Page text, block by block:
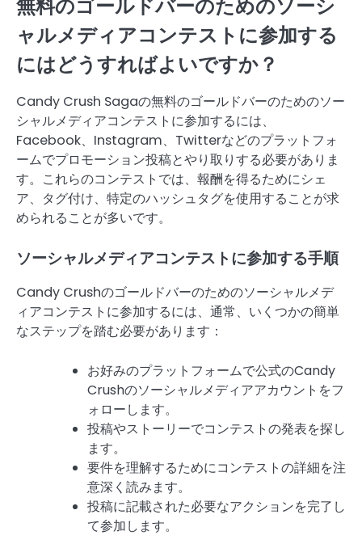
無料のゴールドバーのためのソーシ
ャルメディアコンテストに参加する
にはどうすればよいですか？
Candy Crush Sagaの無料のゴールドバーのためのソー
シャルメディアコンテストに参加するには、
Facebook、Instagram、Twitterなどのプラットフォ
ームでプロモーション投稿とやり取りする必要がありま
す。これらのコンテストでは、報酬を得るためにシェ
ア、タグ付け、特定のハッシュタグを使用することが求
められることが多いです。
ソーシャルメディアコンテストに参加する手順
Candy Crushのゴールドバーのためのソーシャルメデ
ィアコンテストに参加するには、通常、いくつかの簡単
なステップを踏む必要があります：
お好みのプラットフォームで公式のCandy
Crushのソーシャルメディアアカウントをフ
ォローします。
投稿やストーリーでコンテストの発表を探し
ます。
要件を理解するためにコンテストの詳細を注
意深く読みます。
投稿に記載された必要なアクションを完了し
て参加します。